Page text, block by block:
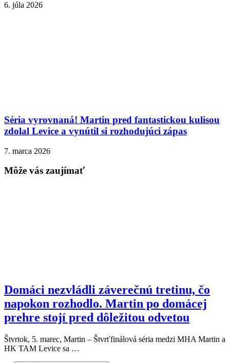
6. júla 2026
Séria vyrovnaná! Martin pred fantastickou kulisou
zdolal Levice a vynútil si rozhodujúci zápas
7. marca 2026
Môže vás zaujímať
Domáci nezvládli záverečnú tretinu, čo
napokon rozhodlo. Martin po domácej
prehre stojí pred dôležitou odvetou
Štvrtok, 5. marec, Martin – Štvrťfinálová séria medzi MHA Martin a
HK TAM Levice sa …